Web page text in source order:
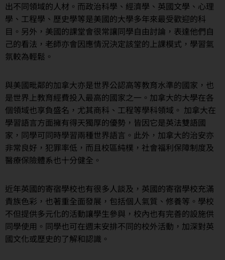
出不同領域的人材。而政治科學、經濟學、英國文學、心理
學、工程學、歷史學等是美國的大學多年來最受歡迎的科
目。另外，美國的課堂會很常讓同學自由討論，表達他們自
己的看法，老師亦會因應情況決定該堂的上課模式，學習氣
氛較為輕鬆。
與美國毗鄰的加拿大亦是世界公認高等教育水準的國家，也
是世界上教育經費投入最高的國家之一。加拿大的大學在各
個領域也享負盛名，尤其商科、工程等學科領域。 加拿大在
學習語言方面擁有得天獨厚的優勢，皆因它是英法雙語國
家，同學可同時學習兩種世界語言。此外，加拿大的治安亦
非常良好，犯罪率低，而且校區純樸，社會福利保障制度及
醫療保險體系也十分健全。
近年英國的寄宿學校也有很多人談及，英國的寄宿學校充滿
貴族色彩，也著重全面發展，包括個人氣質、修養等。學校
不但提供多元化的活動讓學生參與，校內也有完善的設施供
同學使用。同學也可在週末安排不同的校外活動，加深對英
國文化或歷史的了解和認識。